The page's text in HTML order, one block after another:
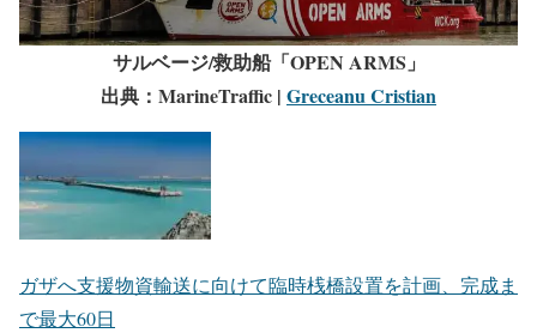
サルベージ/救助船「OPEN ARMS」
出典：MarineTraffic | Greceanu Cristian
ガザへ支援物資輸送に向けて臨時桟橋設置を計画、完成ま
で最大60日